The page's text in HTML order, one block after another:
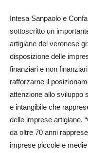
Intesa Sanpaolo e
sottoscritto un
artigiane del veronese
disposizione delle
finanziari e non
rafforzarne il
attenzione allo sviluppo
e intangibile che
delle imprese artigiane.
da oltre 70 anni
imprese piccole e